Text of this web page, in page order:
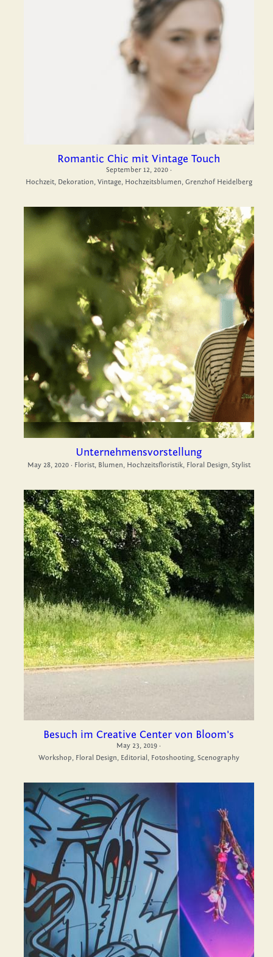
Romantic Chic mit Vintage Touch
September 12, 2020·
Hochzeit, Dekoration, Vintage, Hochzeitsblumen, Grenzhof Heidelberg
Unternehmensvorstellung
May 28, 2020· Florist, Blumen, Hochzeitsfloristik, Floral Design, Stylist
Besuch im Creative Center von Bloom's
May 23, 2019 ·
Workshop, Floral Design, Editorial, Fotoshooting, Scenography